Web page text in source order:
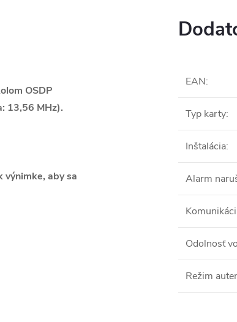
OSDP
13,56 MHz).
aby sa
EAN:
Typ karty:
Inštalácia:
Alarm
Odolnosť
Režim